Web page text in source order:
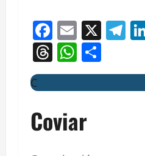
Facebook
Email
X
Threads
C
Coviar